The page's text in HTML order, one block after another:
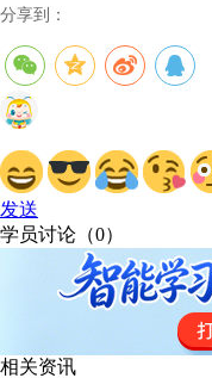
分享到：
发送
学员讨论（0）
相关资讯